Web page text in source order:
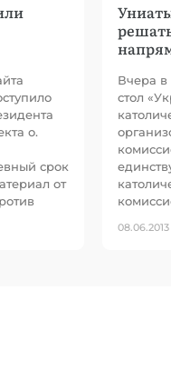
о.
срок
от
Вчера
стол
08.06.2013